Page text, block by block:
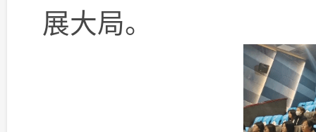
展大局。